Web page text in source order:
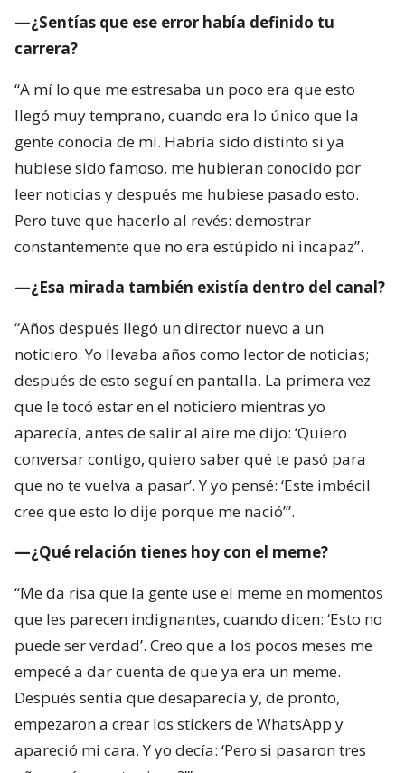
—¿Sentías que ese error había definido tu
carrera?
“A mí lo que me estresaba un poco era que esto
llegó muy temprano, cuando era lo único que la
gente conocía de mí. Habría sido distinto si ya
hubiese sido famoso, me hubieran conocido por
leer noticias y después me hubiese pasado esto.
Pero tuve que hacerlo al revés: demostrar
constantemente que no era estúpido ni incapaz”.
—¿Esa mirada también existía dentro del canal?
“Años después llegó un director nuevo a un
noticiero. Yo llevaba años como lector de noticias;
después de esto seguí en pantalla. La primera vez
que le tocó estar en el noticiero mientras yo
aparecía, antes de salir al aire me dijo: ‘Quiero
conversar contigo, quiero saber qué te pasó para
que no te vuelva a pasar’. Y yo pensé: ‘Este imbécil
cree que esto lo dije porque me nació’”.
—¿Qué relación tienes hoy con el meme?
“Me da risa que la gente use el meme en momentos
que les parecen indignantes, cuando dicen: ‘Esto no
puede ser verdad’. Creo que a los pocos meses me
empecé a dar cuenta de que ya era un meme.
Después sentía que desaparecía y, de pronto,
empezaron a crear los stickers de WhatsApp y
apareció mi cara. Y yo decía: ‘Pero si pasaron tres